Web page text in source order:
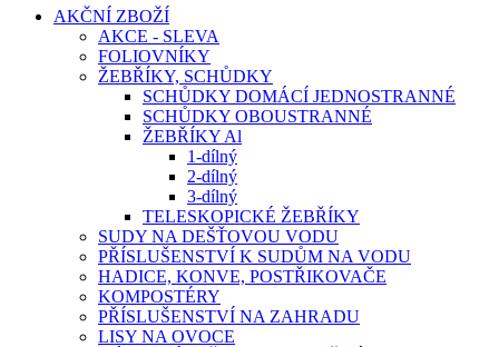
AKČNÍ ZBOŽÍ
AKCE - SLEVA
FOLIOVNÍKY
ŽEBŘÍKY, SCHŮDKY
SCHŮDKY DOMÁCÍ JEDNOSTRANNÉ
SCHŮDKY OBOUSTRANNÉ
ŽEBŘÍKY Al
1-dílný
2-dílný
3-dílný
TELESKOPICKÉ ŽEBŘÍKY
SUDY NA DEŠŤOVOU VODU
PŘÍSLUŠENSTVÍ K SUDŮM NA VODU
HADICE, KONVE, POSTŘIKOVAČE
KOMPOSTÉRY
PŘÍSLUŠENSTVÍ NA ZAHRADU
LISY NA OVOCE